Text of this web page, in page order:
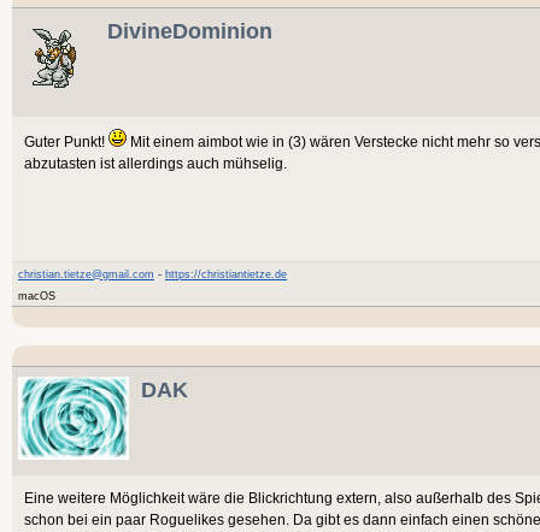
DivineDominion
Guter Punkt!
Mit einem aimbot wie in (3) wären Verstecke nicht mehr so
abzutasten ist allerdings auch mühselig.
christian.tietze@gmail.com - https://christiantietze.de
macOS
DAK
Eine weitere Möglichkeit wäre die Blickrichtung extern, also außerhalb des
schon bei ein paar Roguelikes gesehen. Da gibt es dann einfach einen